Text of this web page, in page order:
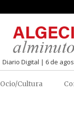
Diario Digital | 6 de
Ocio/Cultura